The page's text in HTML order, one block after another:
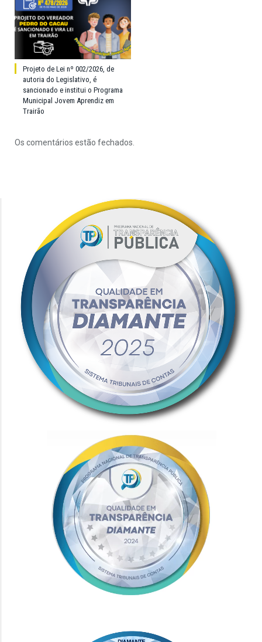
Projeto de Lei nº 002/2026, de
autoria do Legislativo, é
sancionado e institui o Programa
Municipal Jovem Aprendiz em
Trairão
Os comentários estão fechados.